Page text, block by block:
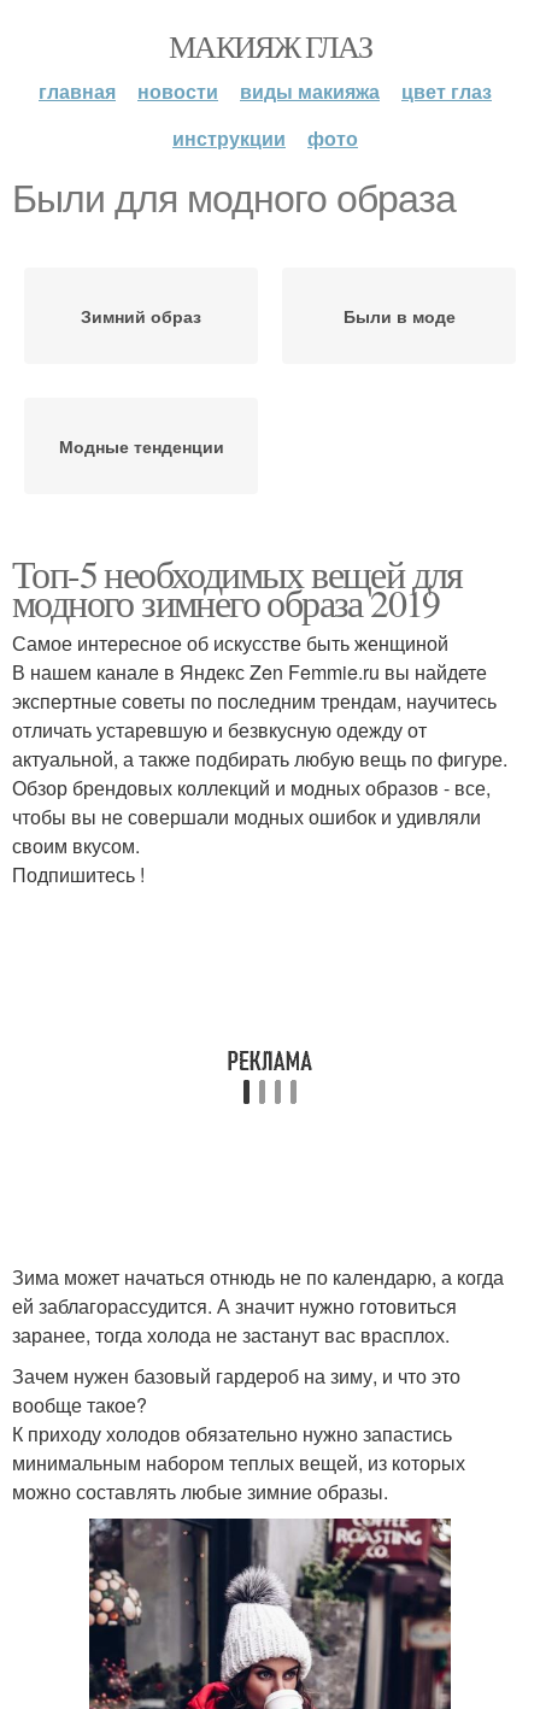
МАКИЯЖ ГЛАЗ
главная новости виды макияжа
цвет глаз
инструкции
фото
Были для модного образа
Зимний образ Были в моде
Модные тенденции
Топ-5 необходимых вещей для
модного зимнего образа 2019
Самое интересное об искусстве быть женщиной
В нашем канале в Яндекс Zen Femmie.ru вы найдете
экспертные советы по последним трендам, научитесь
отличать устаревшую и безвкусную одежду от
актуальной, а также подбирать любую вещь по фигуре.
Обзор брендовых коллекций и модных образов - все,
чтобы вы не совершали модных ошибок и удивляли
своим вкусом.
Подпишитесь !
Зима может начаться отнюдь не по календарю, а когда
ей заблагорассудится. А значит нужно готовиться
заранее, тогда холода не застанут вас врасплох.
Зачем нужен базовый гардероб на зиму, и что это
вообще такое?
К приходу холодов обязательно нужно запастись
минимальным набором теплых вещей, из которых
можно составлять любые зимние образы.